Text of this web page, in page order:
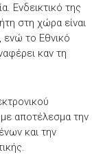
Ενδεικτικό της
στη χώρα είναι
ενώ το Εθνικό
καν τη
αποτέλεσμα την
και την